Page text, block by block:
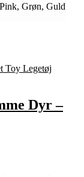
Grøn, Guld
Dyr –